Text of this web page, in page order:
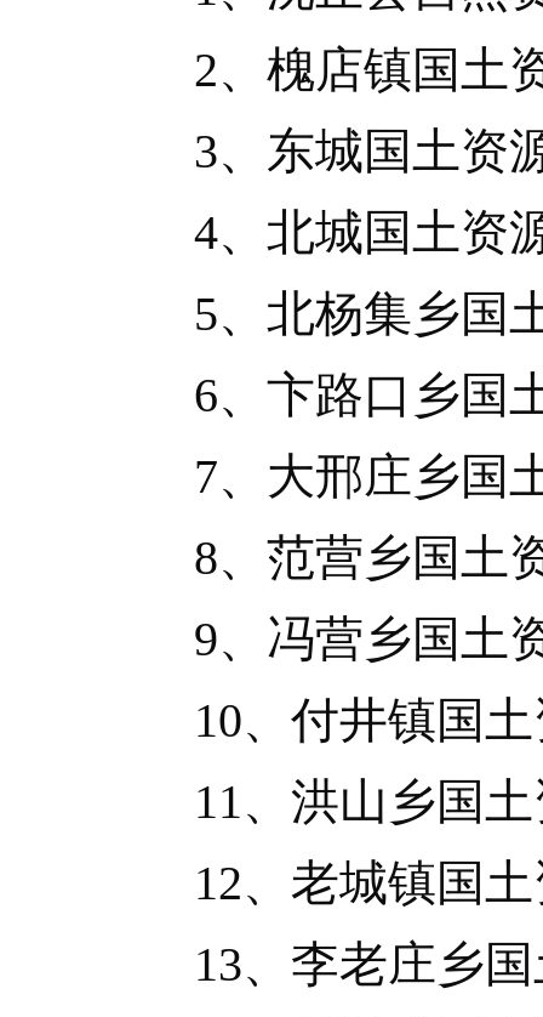
2、槐店镇国土
3、东城国土资
4、北城国土资
5、北杨集乡国
6、卞路口乡国
7、大邢庄乡国
8、范营乡国土
9、冯营乡国土
10、付井镇国土
11、洪山乡国土
12、老城镇国土
13、李老庄乡国